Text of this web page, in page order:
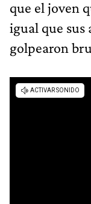
que el joven
igual que sus
golpearon